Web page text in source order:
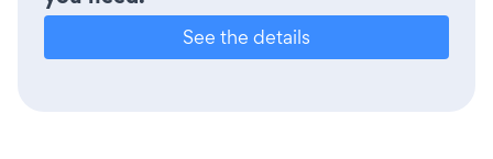
See the details